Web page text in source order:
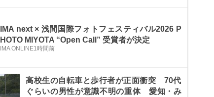
IMA next × 浅間国際フォトフェスティバル2026 P
HOTO MIYOTA “Open Call” 受賞者が決定
IMA ONLINE1時間前
高校生の自転車と歩行者が正面衝突 70代
ぐらいの男性が意識不明の重体 愛知・み